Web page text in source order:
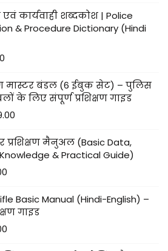
कार्यवाही शब्दकोश | Police
& Procedure Dictionary (Hindi
मास्टर बंडल (6 ईबुक सेट) – पुलिस
के लिए संपूर्ण प्रशिक्षण गाइड
प्रशिक्षण मैनुअल (Basic Data,
& Practical Guide)
Basic Manual (Hindi-English) –
गाइड